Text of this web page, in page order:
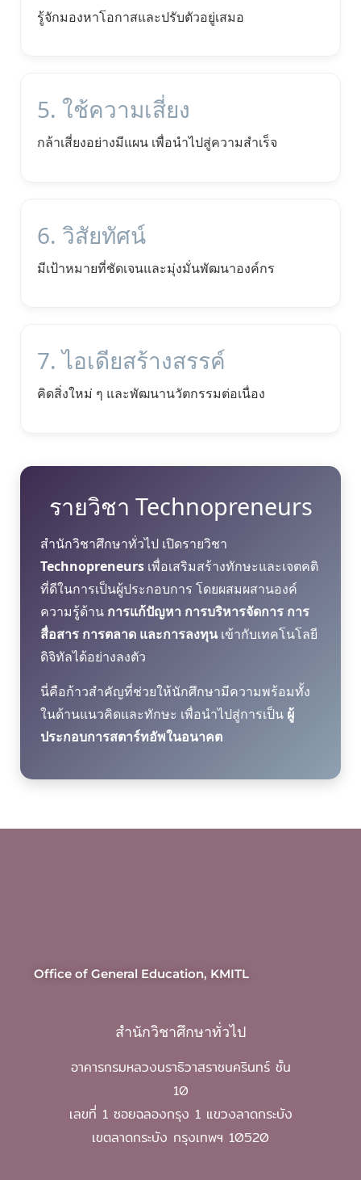
รู้จักมองหาโอกาสและปรับตัวอยู่เสมอ
5. ใช้ความเสี่ยง
กล้าเสี่ยงอย่างมีแผน เพื่อนำไปสู่ความสำเร็จ
6. วิสัยทัศน์
มีเป้าหมายที่ชัดเจนและมุ่งมั่นพัฒนาองค์กร
7. ไอเดียสร้างสรรค์
คิดสิ่งใหม่ ๆ และพัฒนานวัตกรรมต่อเนื่อง
รายวิชา Technopreneurs
สำนักวิชาศึกษาทั่วไป เปิดรายวิชา
Technopreneurs เพื่อเสริมสร้างทักษะและเจตคติ
ที่ดีในการเป็นผู้ประกอบการ โดยผสมผสานองค์
ความรู้ด้าน การแก้ปัญหา การบริหารจัดการ การ
สื่อสาร การตลาด และการลงทุน เข้ากับเทคโนโลยี
ดิจิทัลได้อย่างลงตัว
นี่คือก้าวสำคัญที่ช่วยให้นักศึกษามีความพร้อมทั้ง
ในด้านแนวคิดและทักษะ เพื่อนำไปสู่การเป็น ผู้
ประกอบการสตาร์ทอัพในอนาคต
Office of General Education, KMITL
สำนักวิชาศึกษาทั่วไป
อาคารกรมหลวงนราธิวาสราชนครินทร์ ชั้น
10
เลขที่ 1 ซอยฉลองกรุง 1 แขวงลาดกระบัง
เขตลาดกระบัง กรุงเทพฯ 10520